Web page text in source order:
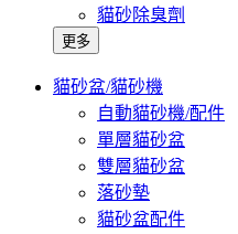
貓砂除臭劑
更多
貓砂盆/貓砂機
自動貓砂機/配件
單層貓砂盆
雙層貓砂盆
落砂墊
貓砂盆配件